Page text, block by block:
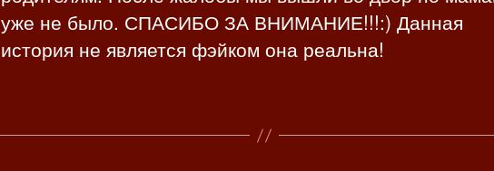
уже не было. СПАСИБО ЗА ВНИМАНИЕ!!!:) Данная
история не является фэйком она реальна!